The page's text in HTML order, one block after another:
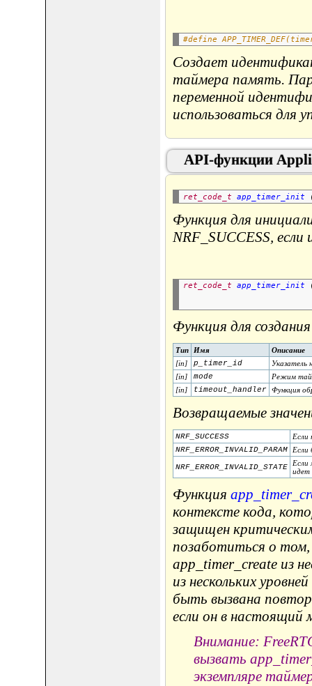
#define
Создает
таймера память.
переменной
использоваться для
API-функции
ret_code_t app_timer_init
Функция для
NRF_SUCCESS,
ret_code_t app_timer_init
Функция для
Тип Имя
Описание
[in]
p_timer_id
Указатель
[in]
mode
Режим
[in]
timeout_handler Функция
Возвращаемые
NRF_SUCCESS
Если
NRF_ERROR_INVALID_PARAM
Если
NRF_ERROR_INVALID_STATE
Если
идет
Функция
контексте кода,
защищен
позаботиться о
app_timer_create из
из нескольких
быть вызвана
если он в
Внимание:
вызвать
экземпляре